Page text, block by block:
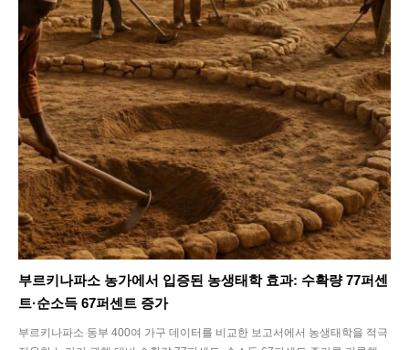
Health
Life
Interview
Article
Tech
부르키나파소 농가에서 입증된 농생태학 효과: 수확량 77퍼센
트·순소득 67퍼센트 증가
부르키나파소 동부 400여 가구 데이터를 비교한 보고서에서 농생태학을 적극